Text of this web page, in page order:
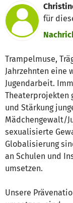
für
Trampelmuse,
Jahrzehnten eine
Jugendarbeit.
Theaterprojekten
und Stärkung
Mädchengewalt/
sexualisierte
Globalisierung
an Schulen und
umsetzen.
Unsere